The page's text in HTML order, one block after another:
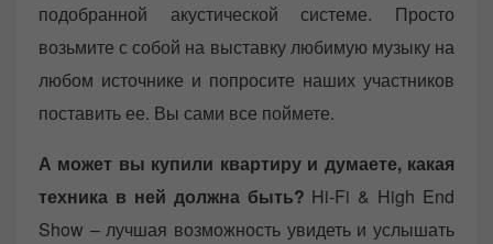
подобранной акустической системе. Просто
возьмите с собой на выставку любимую музыку на
любом источнике и попросите наших участников
поставить ее. Вы сами все поймете.
А может вы купили квартиру и думаете, какая
техника в ней должна быть? Hi-Fi & High End
Show – лучшая возможность увидеть и услышать